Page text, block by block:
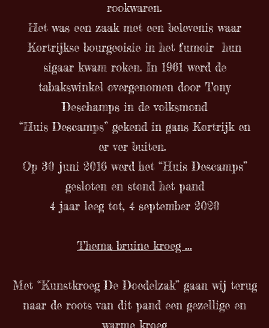
rookwaren.
Het was een zaak met een belevenis waar
Kortrijkse bourgeoisie in het fumoir hun
sigaar kwam roken. In 1961 werd de
tabakswinkel overgenomen door Tony
Deschamps in de volksmond
“Huis Descamps” gekend in gans Kortrijk en
er ver buiten.
Op 30 juni 2016 werd het “Huis Descamps”
gesloten en stond het pand
4 jaar leeg tot, 4 september 2020
Thema bruine kroeg ...
Met “Kunstkroeg De Doedelzak” gaan wij terug
naar de roots van dit pand een gezellige en
warme kroeg